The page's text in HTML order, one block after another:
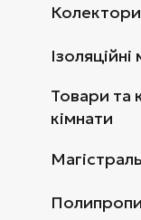
Товари та
кімнати